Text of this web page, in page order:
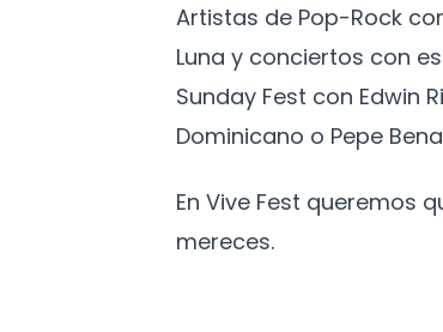
Artistas de Pop-Rock
Luna y conciertos con
Sunday Fest con Edwin
Dominicano o Pepe
En Vive Fest queremos
mereces.